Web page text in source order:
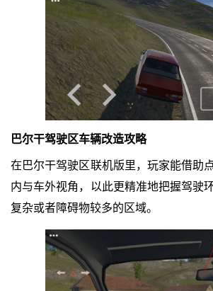
巴尔干驾驶区车辆改造攻略
在巴尔干驾驶区联机版里，玩家能借助
内与车外视角，以此更精准地把握驾驶
复杂或者障碍物较多的区域。